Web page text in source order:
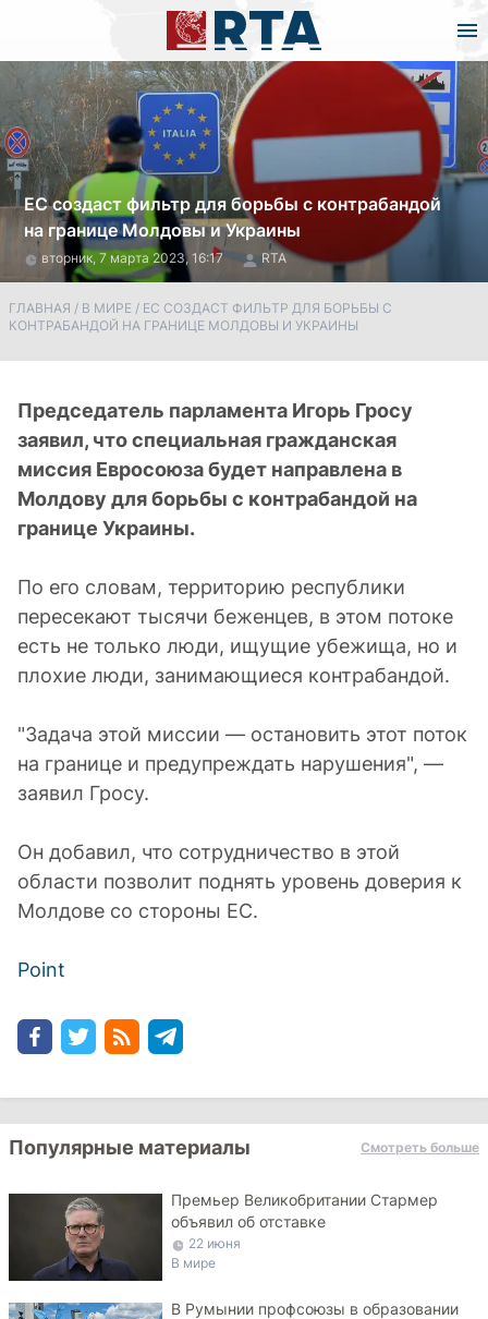
ЕС создаст фильтр для борьбы с контрабандой
на границе Молдовы и Украины
вторник, 7 марта 2023, 16:17 RTA
ГЛАВНАЯ / В МИРЕ / ЕС СОЗДАСТ ФИЛЬТР ДЛЯ БОРЬБЫ С
КОНТРАБАНДОЙ НА ГРАНИЦЕ МОЛДОВЫ И УКРАИНЫ
Председатель парламента Игорь Гросу
заявил, что специальная гражданская
миссия Евросоюза будет направлена в
Молдову для борьбы с контрабандой на
границе Украины.
По его словам, территорию республики
пересекают тысячи беженцев, в этом потоке
есть не только люди, ищущие убежища, но и
плохие люди, занимающиеся контрабандой.
"Задача этой миссии — остановить этот поток
на границе и предупреждать нарушения", —
заявил Гросу.
Он добавил, что сотрудничество в этой
области позволит поднять уровень доверия к
Молдове со стороны ЕС.
Point
Популярные материалы Смотреть больше
Премьер Великобритании Стармер
объявил об отставке
22 июня
В мире
В Румынии профсоюзы в образовании